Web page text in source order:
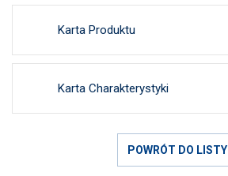
Karta Produktu
Karta Charakterystyki
POWRÓT DO LISTY